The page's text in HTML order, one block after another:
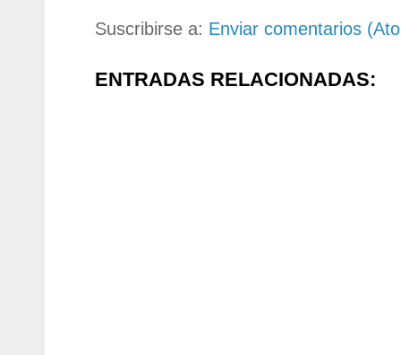
Suscribirse a: Enviar comentarios
ENTRADAS RELACIONADAS: